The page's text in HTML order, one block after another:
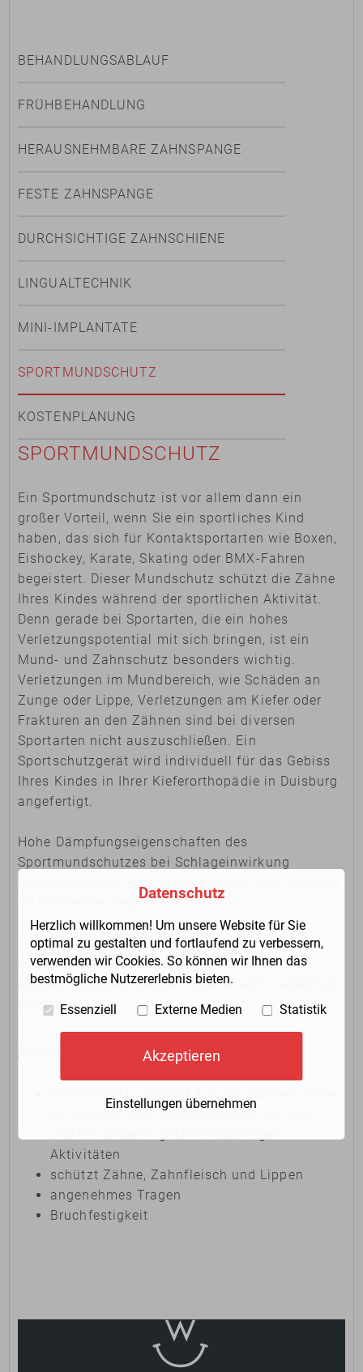
BEHANDLUNGSABLAUF
FRÜHBEHANDLUNG
HERAUSNEHMBARE ZAHNSPANGE
FESTE ZAHNSPANGE
DURCHSICHTIGE ZAHNSCHIENE
LINGUALTECHNIK
MINI-IMPLANTATE
SPORTMUNDSCHUTZ
KOSTENPLANUNG
SPORT­MUNDSCHUTZ
Ein Sportmundschutz ist vor allem dann ein
großer Vorteil, wenn Sie ein sportliches Kind
haben, das sich für Kontaktsportarten wie Boxen,
Eishockey, Karate, Skating oder BMX-Fahren
begeistert. Dieser Mundschutz schützt die Zähne
Ihres Kindes während der sportlichen Aktivität.
Denn gerade bei Sportarten, die ein hohes
Verletzungspotential mit sich bringen, ist ein
Mund- und Zahnschutz besonders wichtig.
Verletzungen im Mundbereich, wie Schäden an
Zunge oder Lippe, Verletzungen am Kiefer oder
Frakturen an den Zähnen sind bei diversen
Sportarten nicht auszuschließen. Ein
Sportschutzgerät wird individuell für das Gebiss
Ihres Kindes in Ihrer Kieferorthopädie in Duisburg
angefertigt.
Hohe Dämpfungseigenschaften des
Sportmundschutzes bei Schlageinwirkung
im bleibenden Gebiss.
Ein Sportmundschutz kann Ihr Kind vor
abgeschlagenen Zahnecken, gelockerten oder
ausgeschlagenen Zähnen, oder einem Kieferbruch
schützen!
/
zu wackeln oder zu verrutschen, im Sport
Aktivitäten
schützt Zähne, Zahnfleisch und Lippen
angenehmes Tragen
Bruchfestigkeit
Datenschutz
Herzlich willkommen! Um unsere Website für Sie
optimal zu gestalten und fortlaufend zu verbessern,
verwenden wir Cookies. So können wir Ihnen das
bestmögliche Nutzererlebnis bieten.
Essenziell
Externe Medien Statistik
Akzeptieren
Einstellungen übernehmen